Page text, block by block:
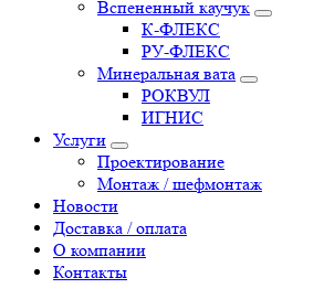
Вспененный каучук
К-ФЛЕКС
РУ-ФЛЕКС
Минеральная вата
РОКВУЛ
ИГНИС
Услуги
Проектирование
Монтаж / шефмонтаж
Новости
Доставка / оплата
О компании
Контакты